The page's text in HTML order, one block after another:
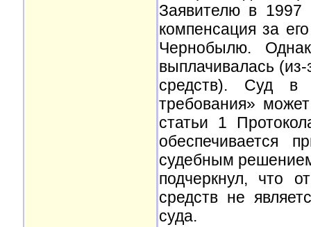
Заявителю в 1997
компенсация за
Чернобылю.
выплачивалась
средств). Суд в
требования»
статьи 1
обеспечивается
судебным
подчеркнул, что
средств не
суда.